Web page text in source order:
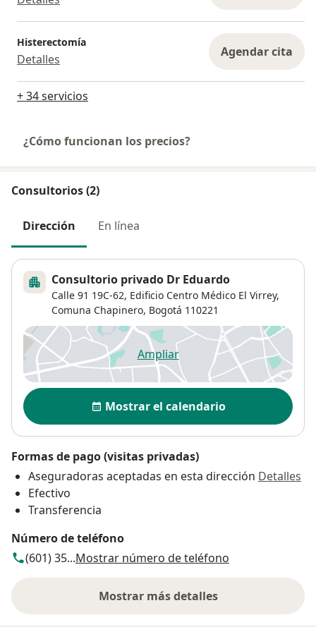
Histerectomía
Detalles Agendar cita
+ 34 servicios
¿Cómo funcionan los precios?
Consultorios (2)
Dirección En línea
Consultorio privado Dr Eduardo
Calle 91 19C-62, Edificio Centro Médico El Virrey,
Comuna Chapinero, Bogotá 110221
Ampliarse abre en una nueva
Disponibilidad
Mostrar el calendario
Formas de pago (visitas privadas)
Aseguradoras aceptadas en esta dirección Detalles
Efectivo
Transferencia
Número de teléfono
(601) 35...Mostrar número de teléfono
Mostrar más detalles
sobre la dirección